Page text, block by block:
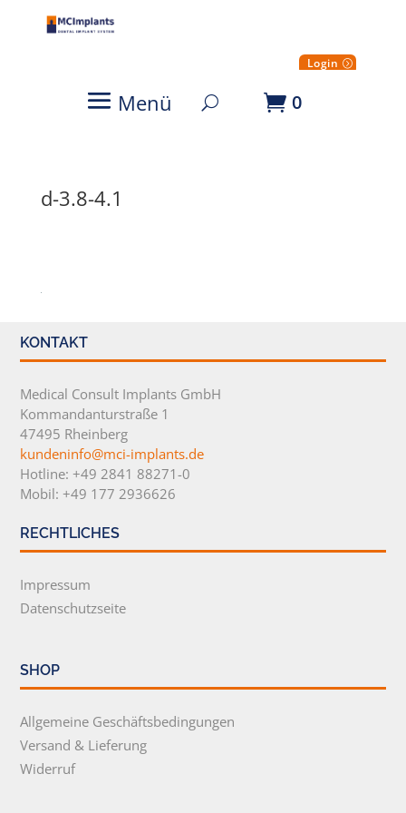
Login
Menü 0
d-3.8-4.1
KONTAKT
Medical Consult Implants GmbH
Kommandanturstraße 1
47495 Rheinberg
kundeninfo@mci-implants.de
Hotline: +49 2841 88271-0
Mobil: +49 177 2936626
RECHTLICHES
Impressum
Datenschutzseite
SHOP
Allgemeine Geschäftsbedingungen
Versand & Lieferung
Widerruf